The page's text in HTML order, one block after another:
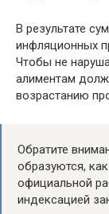
В результате
инфляционных
Чтобы не
алиментам
возрастанию
Обратите
образуются,
официальной
индексацией